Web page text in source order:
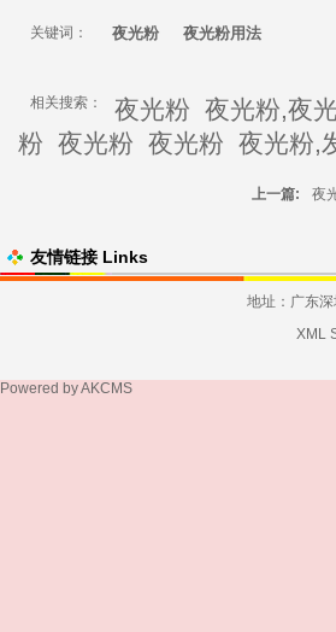
关键词： 夜光粉 夜光粉用法
相关搜索： 夜光粉 夜光粉,夜
粉 夜光粉 夜光粉 夜光粉,
上一篇: 夜
友情链接 Links
地址：广东
XML
Powered byAKCMS